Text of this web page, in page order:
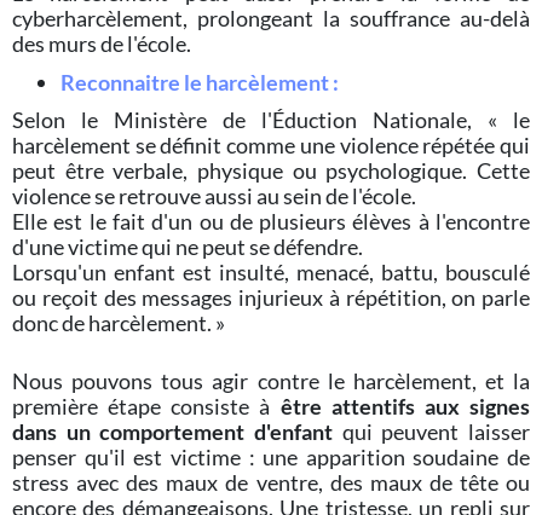
cyberharcèlement, prolongeant la souffrance au-delà
des murs de l'école.
Reconnaitre le harcèlement :
Selon le Ministère de l'Éduction Nationale, « le
harcèlement se définit comme une violence répétée qui
peut être verbale, physique ou psychologique. Cette
violence se retrouve aussi au sein de l'école.
Elle est le fait d'un ou de plusieurs élèves à l'encontre
d'une victime qui ne peut se défendre.
Lorsqu'un enfant est insulté, menacé, battu, bousculé
ou reçoit des messages injurieux à répétition, on parle
donc de harcèlement. »
Nous pouvons tous agir contre le harcèlement, et la
première étape consiste à être attentifs aux signes
dans un comportement d'enfant qui peuvent laisser
penser qu'il est victime : une apparition soudaine de
stress avec des maux de ventre, des maux de tête ou
encore des démangeaisons. Une tristesse, un repli sur